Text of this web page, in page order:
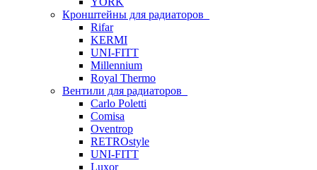
Кронштейны для радиаторов
Rifar
KERMI
UNI-FITT
Millennium
Royal Thermo
Вентили для радиаторов
Carlo Poletti
Comisa
Oventrop
RETROstyle
UNI-FITT
Luxor